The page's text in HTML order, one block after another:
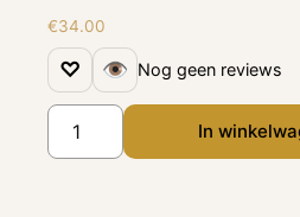
€34.00
♡ 👁 Nog geen reviews
In